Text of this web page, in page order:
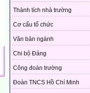
Thành tích nhà trường
Cơ cấu tổ chức
Văn bản ngành
Chi bộ Đảng
Công đoàn trường
Đoàn TNCS Hồ Chí Minh